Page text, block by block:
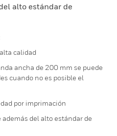
alto estándar de
calidad
ancha de 200 mm se puede
cuando no es posible el
por imprimación
del alto estándar de